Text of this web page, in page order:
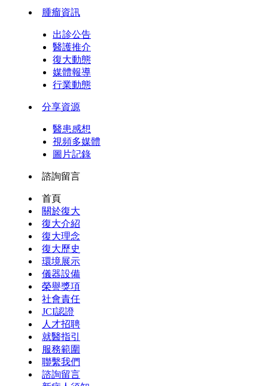
腫瘤資訊
出診公告
醫護推介
復大動態
媒體報導
行業動態
分享資源
醫患感想
視頻多媒體
圖片記錄
諮詢留言
首頁
關於復大
復大介紹
復大理念
復大歷史
環境展示
儀器設備
榮譽獎項
社會責任
JCI認證
人才招聘
就醫指引
服務範圍
聯繫我們
諮詢留言